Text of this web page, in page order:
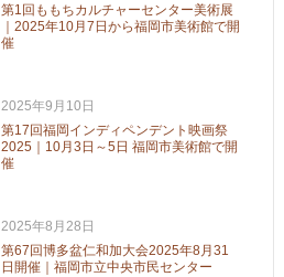
第1回ももちカルチャーセンター美術展
｜2025年10月7日から福岡市美術館で開
催
2025年9月10日
第17回福岡インディペンデント映画祭
2025｜10月3日～5日 福岡市美術館で開
催
2025年8月28日
第67回博多盆仁和加大会2025年8月31
日開催｜福岡市立中央市民センター